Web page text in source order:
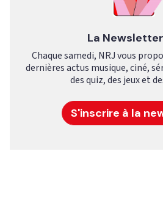
La Newsletter
Chaque samedi, NRJ vous
dernières actus musique, ciné,
des quiz, des jeux et
S'inscrire à la